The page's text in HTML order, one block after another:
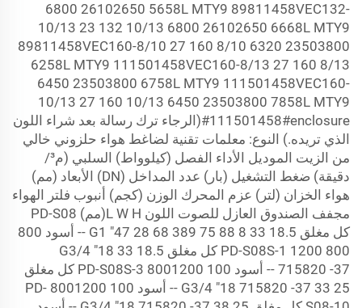
6800 26102650 5658L MTY9 89811458VEC132-
10/13 23 132 10/13 6800 26102650 6668L MTY9
89811458VEC160-8/10 27 160 8/10 6320 23503800
6258L MTY9 111501458VEC160-8/13 27 160 8/13
6450 23503800 6758L MTY9 111501458VEC160-
10/13 27 160 10/13 6450 23503800 7858L MTY9
111501458#enclosure#(الرجاء ترك رسالة بعد شراء اللون
الذي تريده.) النوع: معلمات تقنية لضاغط هواء حلزوني خالي
من الزيت الموديل الأداء الفصل (كيلوواط) السلبي (م³/
دقيقة) ضغط التشغيل (بار) عدد المداخل (DN) الأبعاد (مم)
هواء الخزان (لتر) عزم المحرك الوزن (كجم) أنبوب فلتر الهواء
مجفف الصندوق العازل للصوت اللون L
W
H(مم) PD-S08
كل مغلق 18.5 33 8 G1 "47
28 68 389 75 88 -- أسود 800
800 1200 PD-S08S-1 كل مغلق 18.5 33 G3/4 "18
71 5820 -37 -- أسود 100 800
1200 PD-S08S-3 كل مغلق
25 33 G3/4 "18
71 5820 -37 -- أسود 100 800
1200 PD-